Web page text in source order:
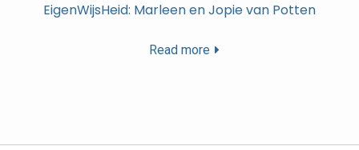
EigenWijsHeid: Marleen en Jopie van Potten
Read more